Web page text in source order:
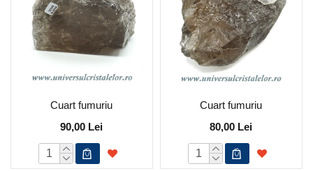
Cuart fumuriu
90,00 Lei
Cuart fumuriu
80,00 Lei